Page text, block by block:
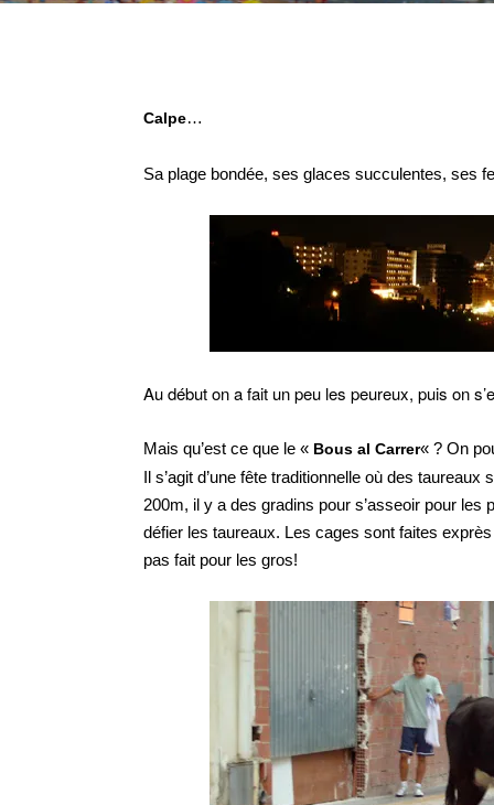
Calpe…
Sa plage bondée, ses glaces succulentes, ses
Au début on a fait un peu les peureux, puis on
Mais qu’est ce que le « Bous al Carrer« ? On
Il s’agit d’une fête traditionnelle où des
200m, il y a des gradins pour s’asseoir pour
défier les taureaux. Les cages sont faites
pas fait pour les gros!